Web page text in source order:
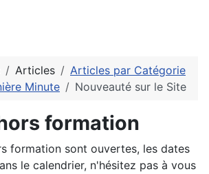
Articles
Articles par Catégorie
Minute Nouveauté sur le Site
formation
formation sont ouvertes, les dates
le calendrier, n'hésitez pas à vous